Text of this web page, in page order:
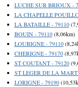
LUCHE SUR BRIOUX -
LA CHAPELLE
LA BATAILLE - 79110
BOUIN - 79110(8,06km)
LOUBIGNE - 79110
CHERIGNE - 79170
ST COUTANT - 79120
ST LEGER DE LA
LORIGNE - 79190